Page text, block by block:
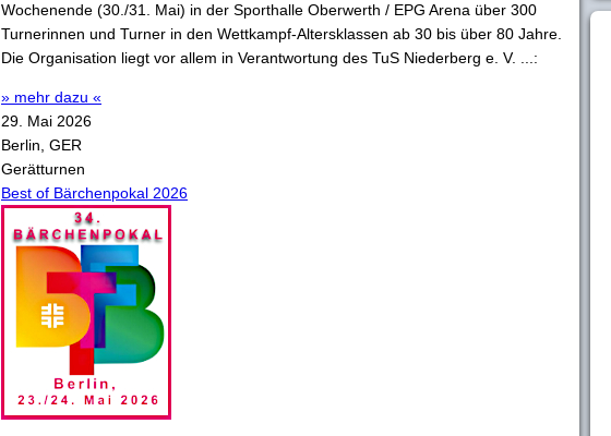
Wochenende (30./31. Mai) in der Sporthalle Oberwerth / EPG Arena über 300
Turnerinnen und Turner in den Wettkampf-Altersklassen ab 30 bis über 80 Jahre.
Die Organisation liegt vor allem in Verantwortung des TuS Niederberg e. V. ...:
» mehr dazu «
29. Mai 2026
Berlin, GER
Gerätturnen
Best of Bärchenpokal 2026